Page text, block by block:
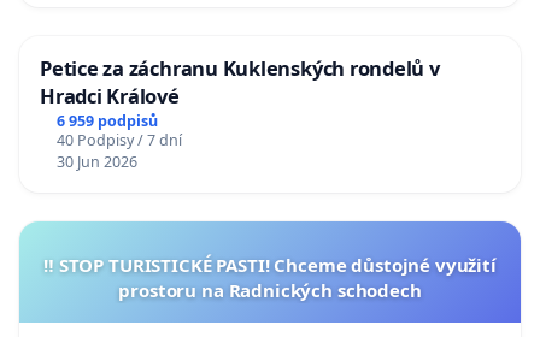
Petice za záchranu Kuklenských rondelů v
Hradci Králové
6 959 podpisů
40 Podpisy / 7 dní
30 Jun 2026
‼️ STOP TURISTICKÉ PASTI! Chceme důstojné využití
prostoru na Radnických schodech